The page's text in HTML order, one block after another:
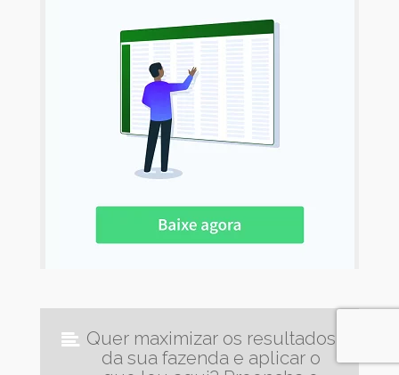
Quer maximizar os resultados
da sua fazenda e aplicar o